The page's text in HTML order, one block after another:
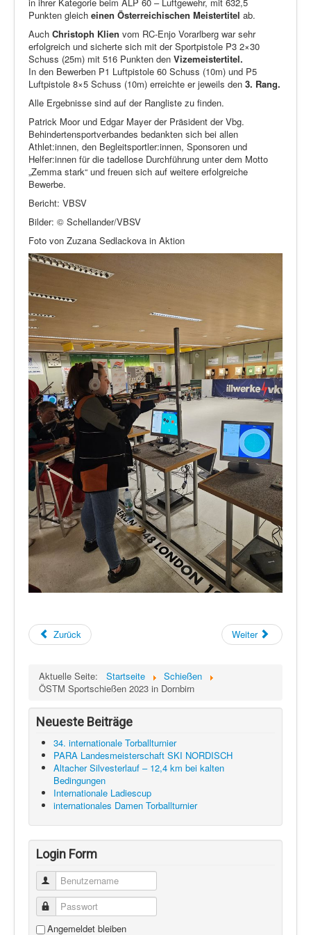
Punkten gleich einen Österreichischen Meistertitel ab.
Auch Christoph Klien vom RC-Enjo Vorarlberg war sehr
erfolgreich und sicherte sich mit der Sportpistole P3 2×30
Schuss (25m) mit 516 Punkten den Vizemeistertitel.
In den Bewerben P1 Luftpistole 60 Schuss (10m) und P5
Luftpistole 8×5 Schuss (10m) erreichte er jeweils den 3. Rang.
Alle Ergebnisse sind auf der Rangliste zu finden.
Patrick Moor und Edgar Mayer der Präsident der Vbg.
Behindertensportverbandes bedankten sich bei allen
Athlet:innen, den Begleitsportler:innen, Sponsoren und
Helfer:innen für die tadellose Durchführung unter dem Motto
„Zemma stark“ und freuen sich auf weitere erfolgreiche
Bewerbe.
Bericht: VBSV
Bilder: © Schellander/VBSV
Foto von Zuzana Sedlackova in Aktion
Zurück Weiter
Aktuelle Seite: Startseite
Schießen
ÖSTM Sportschießen 2023 in Dornbirn
Neueste Beiträge
34. internationale Torballturnier
PARA Landesmeisterschaft SKI NORDISCH
Altacher Silvesterlauf – 12,4 km bei kalten
Bedingungen
Internationale Ladiescup
internationales Damen Torballturnier
Login Form
Benutzername
Passwort
Angemeldet bleiben